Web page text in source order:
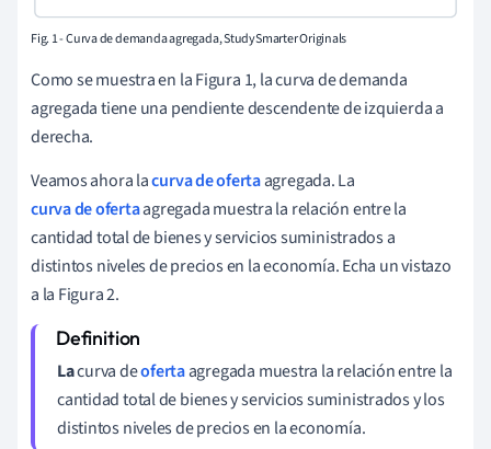
Fig. 1 - Curva de demanda agregada, StudySmarter Originals
Como se muestra en la Figura 1, la curva de demanda
agregada tiene una pendiente descendente de izquierda a
derecha.
Veamos ahora lacurva de ofertaagregada. La
curva de ofertaagregada muestra la relación entre la
cantidad total de bienes y servicios suministrados a
distintos niveles de precios en la economía. Echa un vistazo
a la Figura 2.
Lacurva deofertaagregada muestra la relación entre la
cantidad total de bienes y servicios suministrados y los
distintos niveles de precios en la economía.